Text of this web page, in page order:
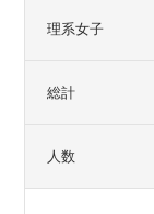
理系女子
総計
人数